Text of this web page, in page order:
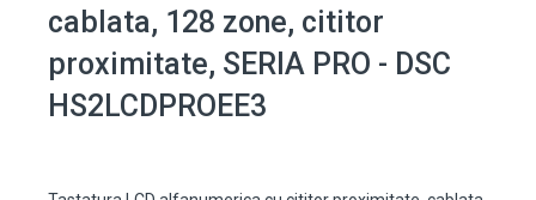
cablata, 128 zone, cititor
proximitate, SERIA PRO - DSC
HS2LCDPROEE3